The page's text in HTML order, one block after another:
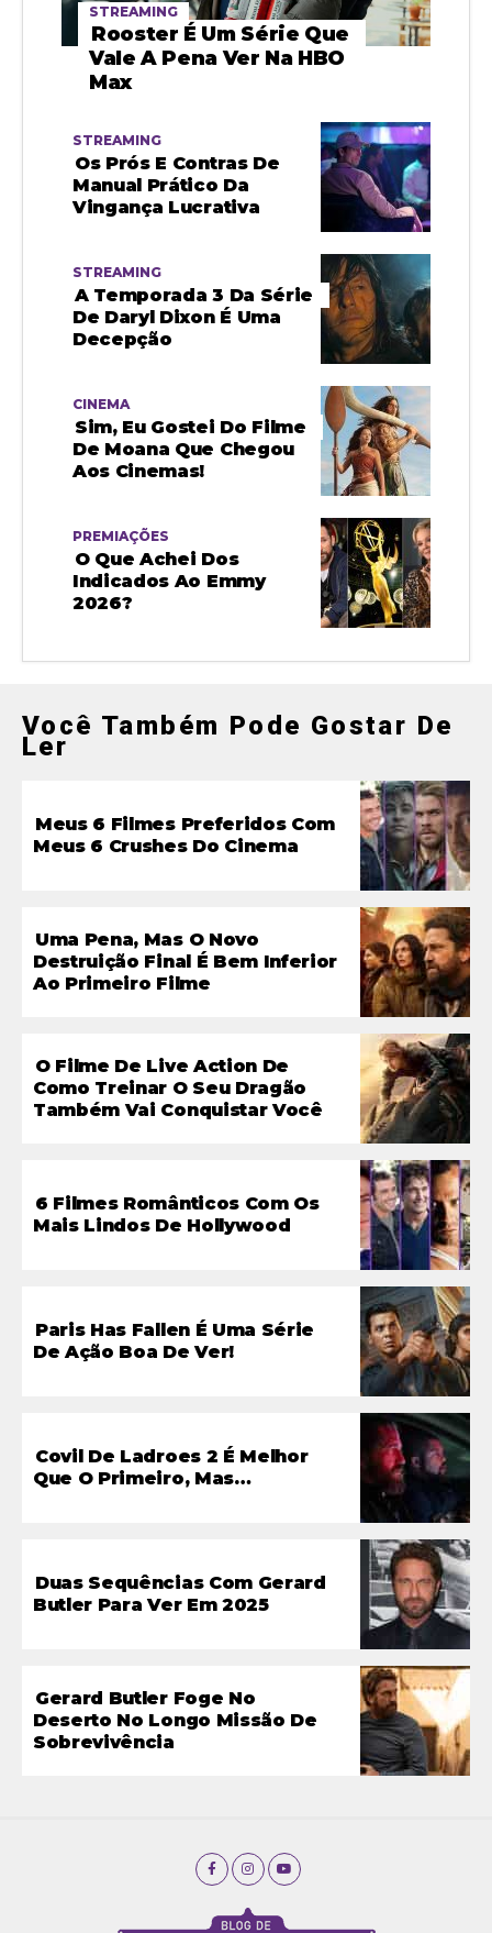
STREAMING
Rooster É Um Série Que
Vale A Pena Ver Na HBO
Max
STREAMING
Os Prós E Contras De
Manual Prático Da
Vingança Lucrativa
STREAMING
A Temporada 3 Da Série
De Daryl Dixon É Uma
Decepção
CINEMA
Sim, Eu Gostei Do Filme
De Moana Que Chegou
Aos Cinemas!
PREMIAÇÕES
O Que Achei Dos
Indicados Ao Emmy
2026?
Você Também Pode Gostar De
Ler
Meus 6 Filmes Preferidos Com
Meus 6 Crushes Do Cinema
Uma Pena, Mas O Novo
Destruição Final É Bem Inferior
Ao Primeiro Filme
O Filme De Live Action De
Como Treinar O Seu Dragão
Também Vai Conquistar Você
6 Filmes Românticos Com Os
Mais Lindos De Hollywood
Paris Has Fallen É Uma Série
De Ação Boa De Ver!
Covil De Ladroes 2 É Melhor
Que O Primeiro, Mas…
Duas Sequências Com Gerard
Butler Para Ver Em 2025
Gerard Butler Foge No
Deserto No Longo Missão De
Sobrevivência